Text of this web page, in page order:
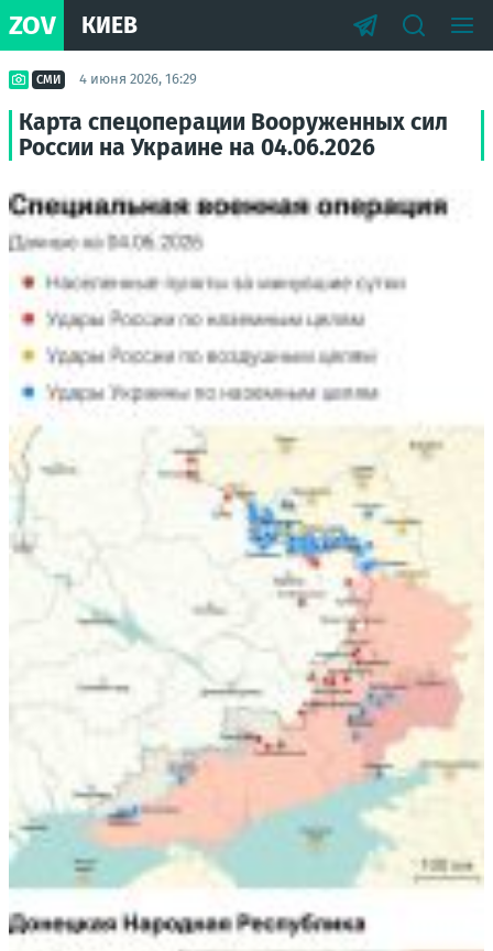
ZOV КИЕВ
СМИ 4 июня 2026, 16:29
Карта спецоперации Вооруженных сил
России на Украине на 04.06.2026